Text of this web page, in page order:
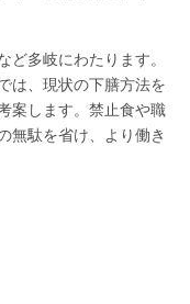
多岐にわたります。
は、現状の下膳方法を
案します。禁止食や職
無駄を省け、より働き